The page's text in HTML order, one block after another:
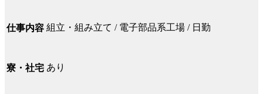
仕事内容 組立・組み立て / 電子部品系工場 / 日勤
寮・社宅 あり